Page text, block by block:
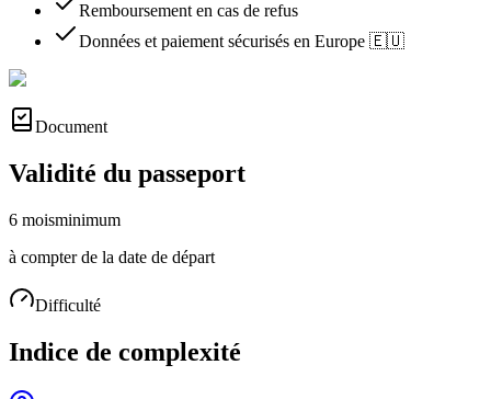
Remboursement en cas de refus
Données et paiement sécurisés en Europe 🇪🇺
Document
Validité du passeport
6 moisminimum
à compter de la date de départ
Difficulté
Indice de complexité